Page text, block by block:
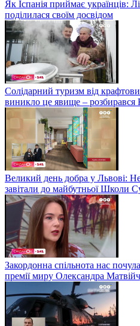
Як Іспанія приймає українців:
поділилася своїм досвідом
Солідарний туризм від
виникло це явище – розбирався
Великий день добра у Львові:
завітали до майбутньої Школи
Закордонна спільнота нас
премії миру Олександра